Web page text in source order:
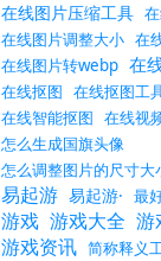
在线图片压缩工具
在线图片调整大小 在
在线图片转webp 在
在线抠图 在线抠图工
在线智能抠图 在线视
怎么生成国旗头像
怎么调整图片的尺寸大
易起游 易起游· 最
游戏 游戏大全 游
游戏资讯 简称释义